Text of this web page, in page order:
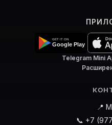
Telegram Mini
📍
📞 +7